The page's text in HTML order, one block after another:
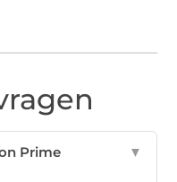
Prime
▼